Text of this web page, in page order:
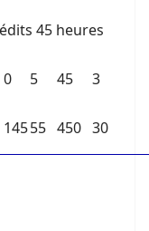
45 heures
0 5 45 3
14555 450 30